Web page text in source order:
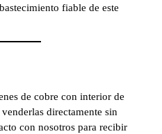
fiable de este
de cobre con interior de
directamente sin
con nosotros para recibir